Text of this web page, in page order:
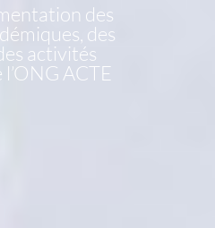
des
des
activités
ACTE